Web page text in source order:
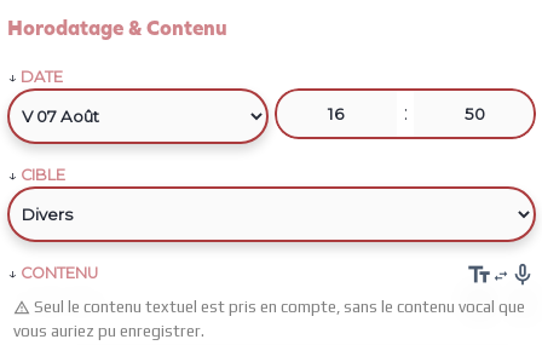
Horodatage & Contenu
DATE
:
CIBLE
CONTENU   
 Seul le contenu textuel est pris en compte, sans le contenu vocal que
vous auriez pu enregistrer.